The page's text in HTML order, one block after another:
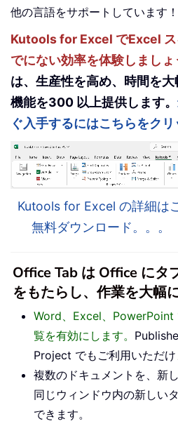
他の言語をサポートしています！
Kutools for Excel でExcel ス
でにない効率を体験しましょ
は、生産性を高め、時間を
機能を300 以上提供します。
ぐ入手するにはこちらをクリ
Kutools for Excel の詳細は
無料ダウンロード。。。
Office Tab は Office にタ
をもたらし、作業を大幅
Word、Excel、PowerPoint
覧を有効にします。
Project でもご利用いただけ
複数のドキュメントを、新
同じウィンドウ内の新しい
できます。